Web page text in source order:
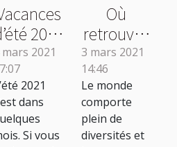
2021
Europe
aller ?
mars 2021
2021
dans
Si vous
Où
retrouvez
les belles
plages
d’eau
turquoise
?
3 mars 2021
14:46
Le monde
comporte
plein de
diversités et